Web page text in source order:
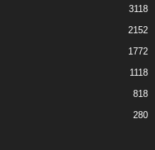
3118
2152
1772
1118
818
280